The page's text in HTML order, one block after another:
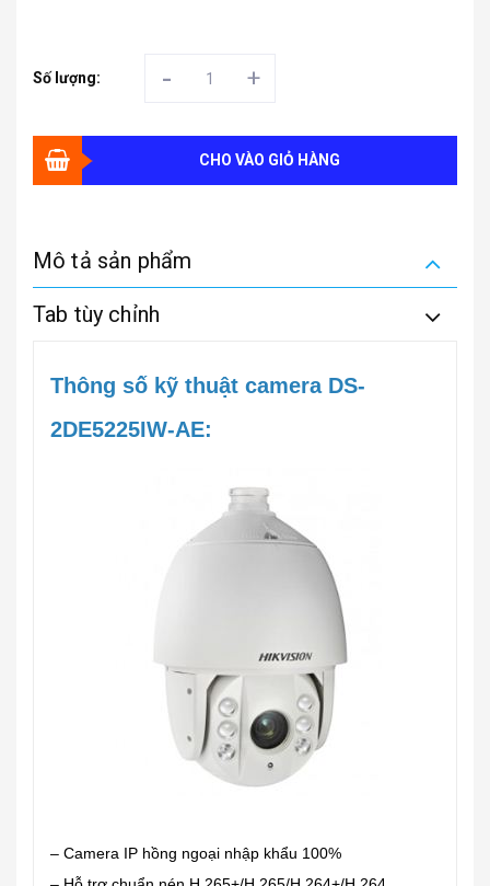
Số lượng: - +
CHO VÀO GIỎ HÀNG
Mô tả sản phẩm
Tab tùy chỉnh
Thông số kỹ thuật camera DS-
2DE5225IW-AE:
– Camera IP hồng ngoại nhập khẩu 100%